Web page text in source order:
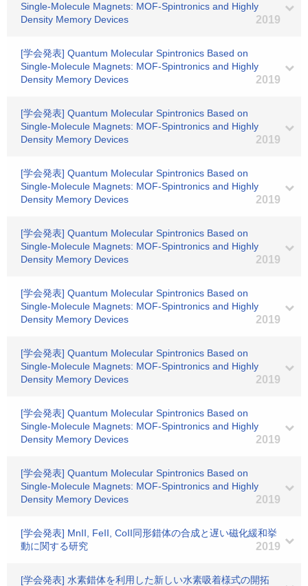
Single-Molecule Magnets: MOF-Spintronics and Highly
Density Memory Devices
2019
[学会発表] Quantum Molecular Spintronics Based on
Single-Molecule Magnets: MOF-Spintronics and Highly
Density Memory Devices
2019
[学会発表] Quantum Molecular Spintronics Based on
Single-Molecule Magnets: MOF-Spintronics and Highly
Density Memory Devices
2019
[学会発表] Quantum Molecular Spintronics Based on
Single-Molecule Magnets: MOF-Spintronics and Highly
Density Memory Devices
2019
[学会発表] Quantum Molecular Spintronics Based on
Single-Molecule Magnets: MOF-Spintronics and Highly
Density Memory Devices
2019
[学会発表] Quantum Molecular Spintronics Based on
Single-Molecule Magnets: MOF-Spintronics and Highly
Density Memory Devices
2019
[学会発表] Quantum Molecular Spintronics Based on
Single-Molecule Magnets: MOF-Spintronics and Highly
Density Memory Devices
2019
[学会発表] Quantum Molecular Spintronics Based on
Single-Molecule Magnets: MOF-Spintronics and Highly
Density Memory Devices
2019
[学会発表] Quantum Molecular Spintronics Based on
Single-Molecule Magnets: MOF-Spintronics and Highly
Density Memory Devices
2019
[学会発表] MnII, FeII, CoII同形錯体の合成と遅い磁化緩和挙
動に関する研究
2019
[学会発表] 水素錯体を利用した新しい水素吸着様式の開拓